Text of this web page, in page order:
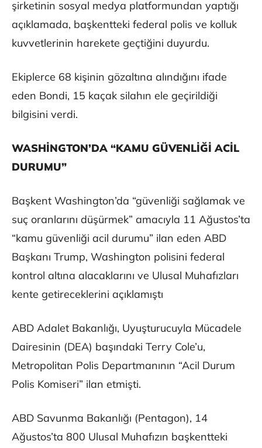
şirketinin sosyal medya platformundan yaptığı
açıklamada, başkentteki federal polis ve kolluk
kuvvetlerinin harekete geçtiğini duyurdu.
Ekiplerce 68 kişinin gözaltına alındığını ifade
eden Bondi, 15 kaçak silahın ele geçirildiği
bilgisini verdi.
WASHİNGTON’DA “KAMU GÜVENLİĞİ ACİL
DURUMU”
Başkent Washington’da “güvenliği sağlamak ve
suç oranlarını düşürmek” amacıyla 11 Ağustos’ta
“kamu güvenliği acil durumu” ilan eden ABD
Başkanı Trump, Washington polisini federal
kontrol altına alacaklarını ve Ulusal Muhafızları
kente getireceklerini açıklamıştı
ABD Adalet Bakanlığı, Uyuşturucuyla Mücadele
Dairesinin (DEA) başındaki Terry Cole’u,
Metropolitan Polis Departmanının “Acil Durum
Polis Komiseri” ilan etmişti.
ABD Savunma Bakanlığı (Pentagon), 14
Ağustos’ta 800 Ulusal Muhafızın başkentteki